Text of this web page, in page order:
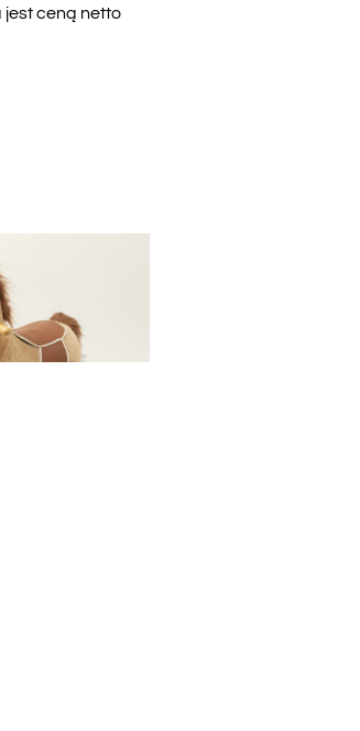
jest ceną netto